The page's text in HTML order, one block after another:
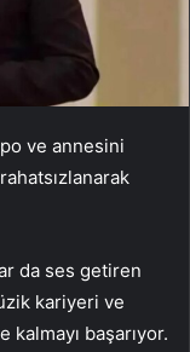
ve annesini
da ses getiren
kariyeri ve
kalmayı başarıyor.